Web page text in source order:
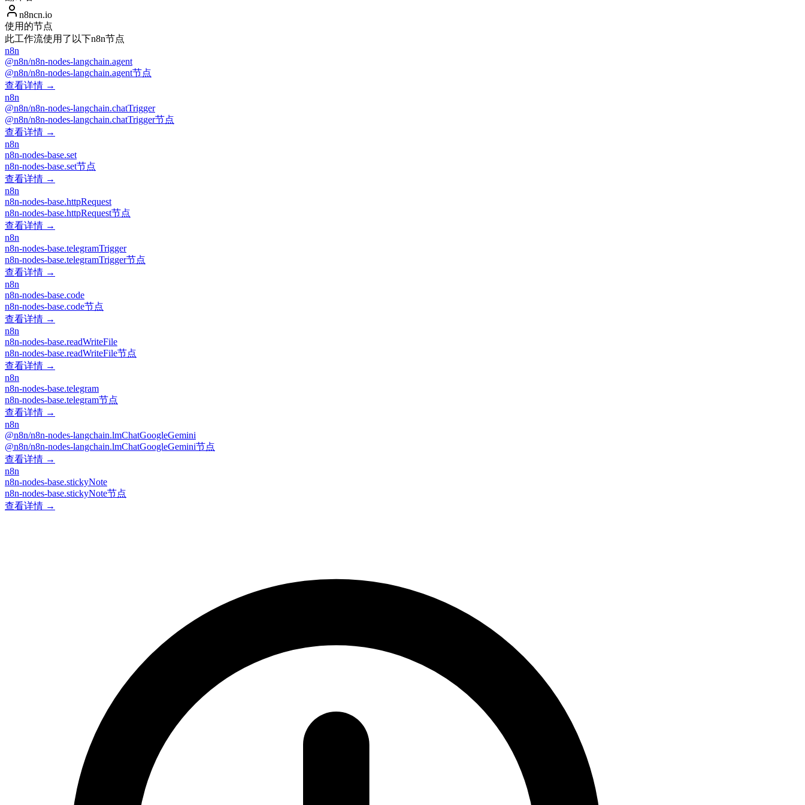
n8ncn.io
使用的节点
此工作流使用了以下n8n节点
n8n
@n8n/n8n-nodes-langchain.agent
@n8n/n8n-nodes-langchain.agent节点
查看详情 →
n8n
@n8n/n8n-nodes-langchain.chatTrigger
@n8n/n8n-nodes-langchain.chatTrigger节点
查看详情 →
n8n
n8n-nodes-base.set
n8n-nodes-base.set节点
查看详情 →
n8n
n8n-nodes-base.httpRequest
n8n-nodes-base.httpRequest节点
查看详情 →
n8n
n8n-nodes-base.telegramTrigger
n8n-nodes-base.telegramTrigger节点
查看详情 →
n8n
n8n-nodes-base.code
n8n-nodes-base.code节点
查看详情 →
n8n
n8n-nodes-base.readWriteFile
n8n-nodes-base.readWriteFile节点
查看详情 →
n8n
n8n-nodes-base.telegram
n8n-nodes-base.telegram节点
查看详情 →
n8n
@n8n/n8n-nodes-langchain.lmChatGoogleGemini
@n8n/n8n-nodes-langchain.lmChatGoogleGemini节点
查看详情 →
n8n
n8n-nodes-base.stickyNote
n8n-nodes-base.stickyNote节点
查看详情 →